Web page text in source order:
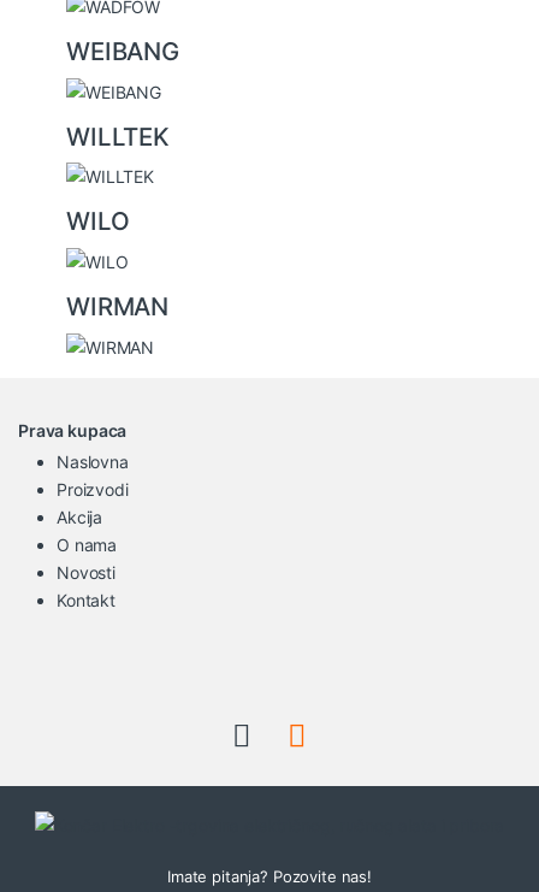
WEIBANG
WILLTEK
WILO
WIRMAN
Prava kupaca
Naslovna
Proizvodi
Akcija
O nama
Novosti
Kontakt
Imate pitanja? Pozovite nas!